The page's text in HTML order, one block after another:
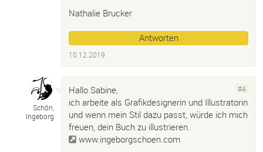
Nathalie Brucker
Antworten
10.12.2019
Schön,
Ingeborg
#4
Hallo Sabine,
ich arbeite als Grafikdesignerin und Illustratorin
und wenn mein Stil dazu passt, würde ich mich
freuen, dein Buch zu illustrieren.
www.ingeborgschoen.com